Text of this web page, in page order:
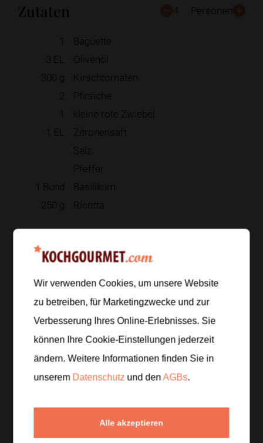
Zutaten 4 Personen
1
Baguette
3 EL
Olivenöl
300 g
Kirschtomaten
2
Pfirsiche
1
kleine rote Zwiebel
1 EL
Zitronensaft
Salz
Pfeffer
1 Bund
Basilikum
250 g Ricotta
Zubereitung
Schritt 1/5
Baguette in schräge Scheiben schneiden und auf
einem Blech verteilen. Mit 1 EL Olivenöl beträufeln
und im Ofen bei200 Grad6 bis 8 Minuten
Kirschtomaten halbieren, Pfirsiche entkernen und
Wir verwenden Cookies, um unsere Website
zu betreiben, für Marketingzwecke und zur
Verbesserung Ihres Online-Erlebnisses. Sie
können Ihre Cookie-Einstellungen jederzeit
ändern. Weitere Informationen finden Sie in
unserem Datenschutz und denAGBs.
Alle akzeptieren